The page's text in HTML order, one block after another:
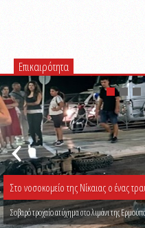
Επικαιρότητα
Στο νοσοκομείο της Νίκαιας ο ένας
Σοβαρό τροχαίο ατύχημα στο λιμάνι της
πισίνα beach bar, βούτηξε ο